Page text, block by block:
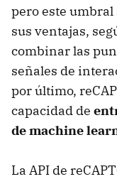
pero este umbral
sus ventajas,
combinar las
señales de
por último,
capacidad de
de machine
La API de